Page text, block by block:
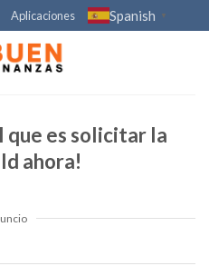
Aplicaciones Spanish ▼
que es solicitar la
ahora!